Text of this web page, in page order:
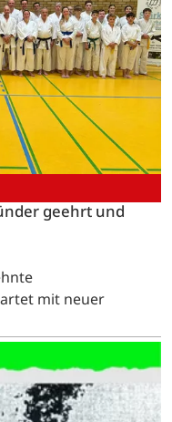
geehrt und
mit neuer